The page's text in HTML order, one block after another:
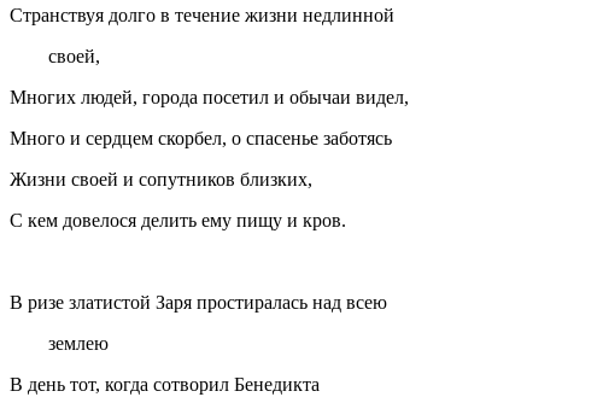
Странствуя долго в течение жизни недлинной
своей,
Многих людей, города посетил и обычаи видел,
Много и сердцем скорбел, о спасенье заботясь
Жизни своей и сопутников близких,
С кем довелося делить ему пищу и кров.
В ризе златистой Заря простиралась над всею
землею
В день тот, когда сотворил Бенедикта